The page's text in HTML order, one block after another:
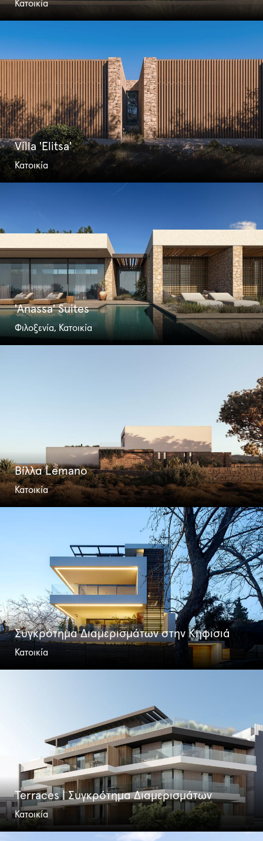
Κατοικία
Villa 'Elitsa'
Κατοικία
'Anassa' Suites
Φιλοξενία, Κατοικία
Βίλλα Lemano
Κατοικία
Συγκρότημα Διαμερισμάτων στην Κηφισιά
Κατοικία
Terraces | Συγκρότημα Διαμερισμάτων
Κατοικία